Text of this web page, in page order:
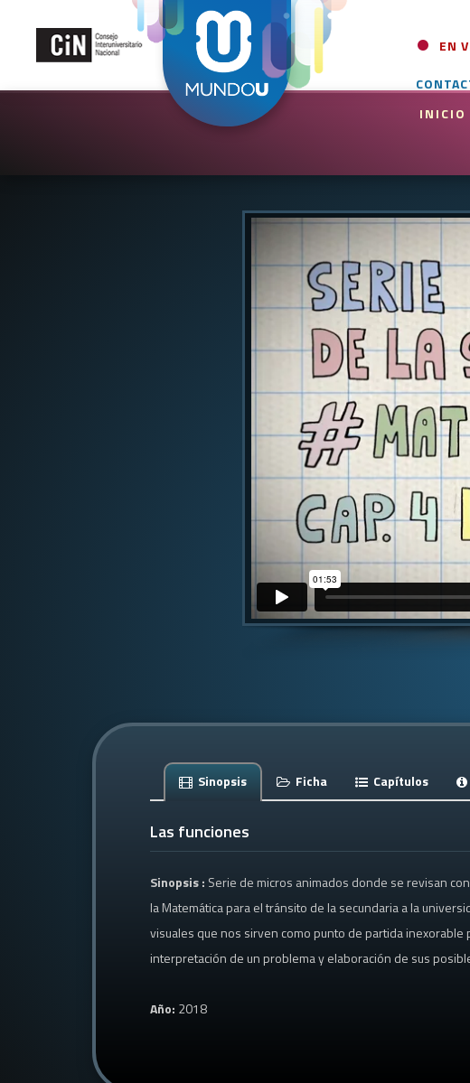
EN
INICIO
Sinopsis Ficha Capítulos
Las funciones
Sinopsis : Serie de micros animados donde se revisan
la Matemática para el tránsito de la secundaria a la
visuales que nos sirven como punto de partida inexorable
interpretación de un problema y elaboración de sus
Año: 2018